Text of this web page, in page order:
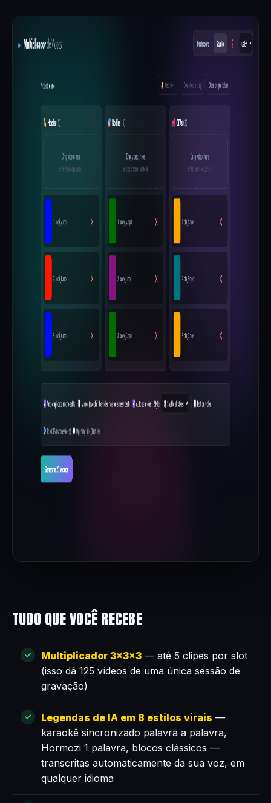
TUDO QUE VOCÊ RECEBE
Multiplicador 3×3×3 — até 5 clipes por slot
(isso dá 125 vídeos de uma única sessão de
gravação)
Legendas de IA em 8 estilos virais —
karaokê sincronizado palavra a palavra,
Hormozi 1 palavra, blocos clássicos —
transcritas automaticamente da sua voz, em
qualquer idioma